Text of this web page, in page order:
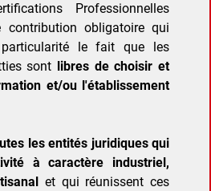
Professionnelles
contribution obligatoire qui
particularité le fait que les
sont
libres de choisir et
et/ou l'établissement
les entités juridiques qui
à caractère industriel,
et qui réunissent ces